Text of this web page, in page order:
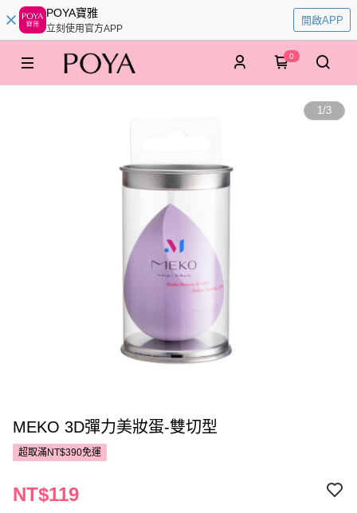
POYA寶雅
立刻使用官方APP
開啟APP
0
1/3
MEKO 3D彈力美妝蛋-雙切型
超取滿NT$390免運
NT$119